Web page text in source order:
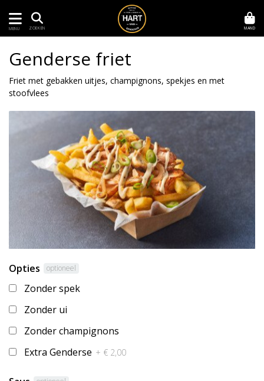
MENU ZOEKEN MAND
Genderse friet
Friet met gebakken uitjes, champignons, spekjes en met
stoofvlees
Opties optioneel
Zonder spek
Zonder ui
Zonder champignons
Extra Genderse + € 2,00